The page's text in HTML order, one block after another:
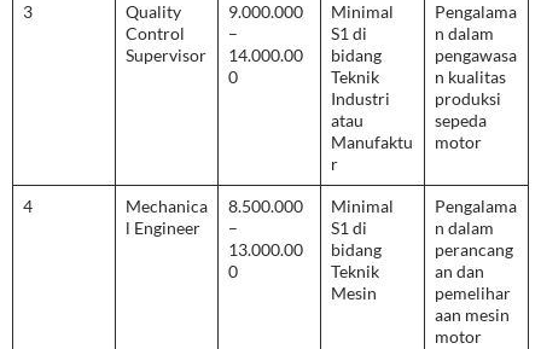
3
Quality
Control
Supervisor
9.000.000
–
14.000.00
0
Minimal
S1 di
bidang
Teknik
Industri
atau
Manufaktu
r
Pengalama
n dalam
pengawasa
n kualitas
produksi
sepeda
motor
4
Mechanica
l Engineer
8.500.000
–
13.000.00
0
Minimal
S1 di
bidang
Teknik
Mesin
Pengalama
n dalam
perancang
an dan
pemelihar
aan mesin
motor